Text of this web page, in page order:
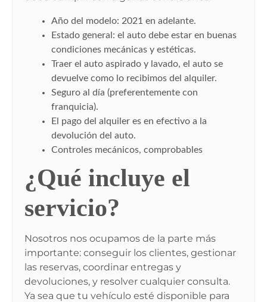
Año del modelo: 2021 en adelante.
Estado general: el auto debe estar en buenas
condiciones mecánicas y estéticas.
Traer el auto aspirado y lavado, el auto se
devuelve como lo recibimos del alquiler.
Seguro al día (preferentemente con
franquicia).
El pago del alquiler es en efectivo a la
devolución del auto.
Controles mecánicos, comprobables
¿Qué incluye el
servicio?
Nosotros nos ocupamos de la parte más
importante: conseguir los clientes, gestionar
las reservas, coordinar entregas y
devoluciones, y resolver cualquier consulta.
Ya sea que tu vehículo esté disponible para